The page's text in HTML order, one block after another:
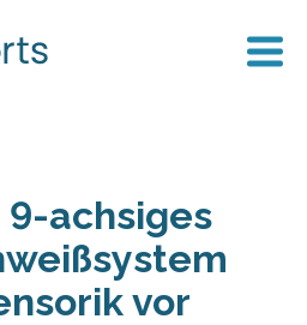
achsiges
vor